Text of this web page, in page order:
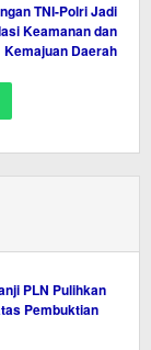
TNI-Polri Jadi
Keamanan dan
Kemajuan Daerah
PLN Pulihkan
Pembuktian